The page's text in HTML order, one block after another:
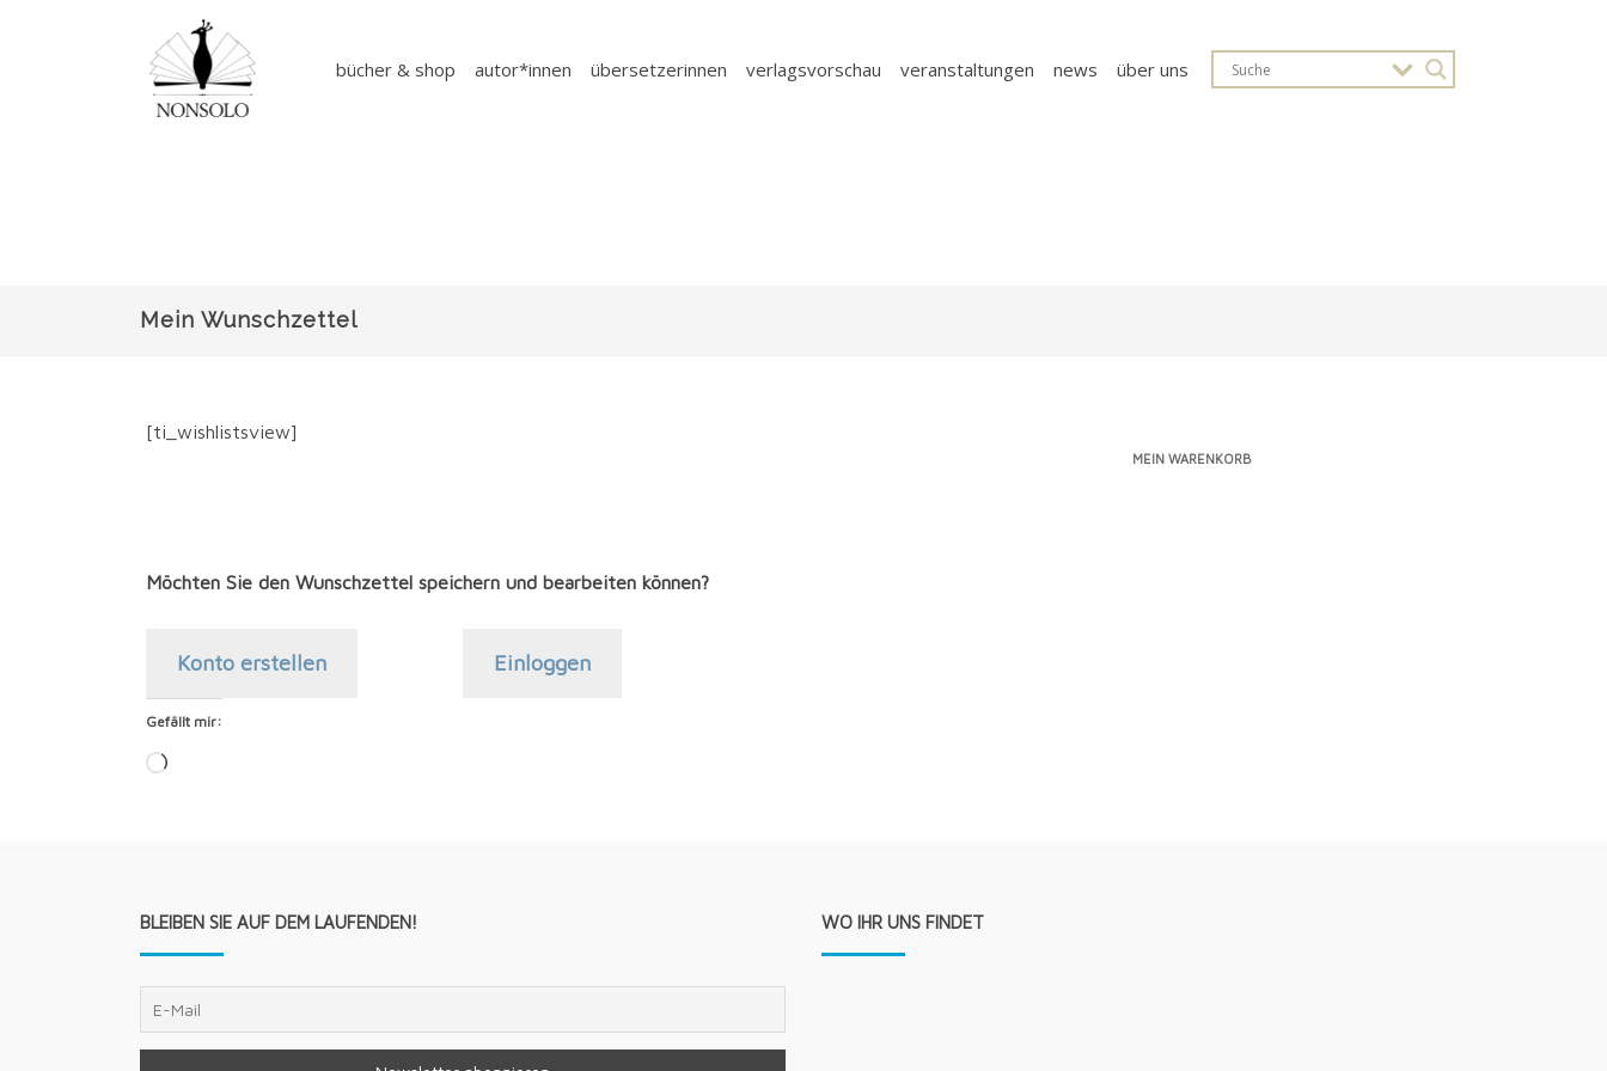
bücher & shop autor*innen übersetzerinnen verlagsvorschau veranstaltungen news über uns
Mein Wunschzettel
[ti_wishlistsview]
Möchten Sie den Wunschzettel speichern und bearbeiten können?
Kon­to erstellen Ein­log­gen
Gefällt mir:
Loa­
MEIN WARENKORB
BLEIBEN SIE AUF DEM LAUFENDEN! WO IHR UNS FINDET